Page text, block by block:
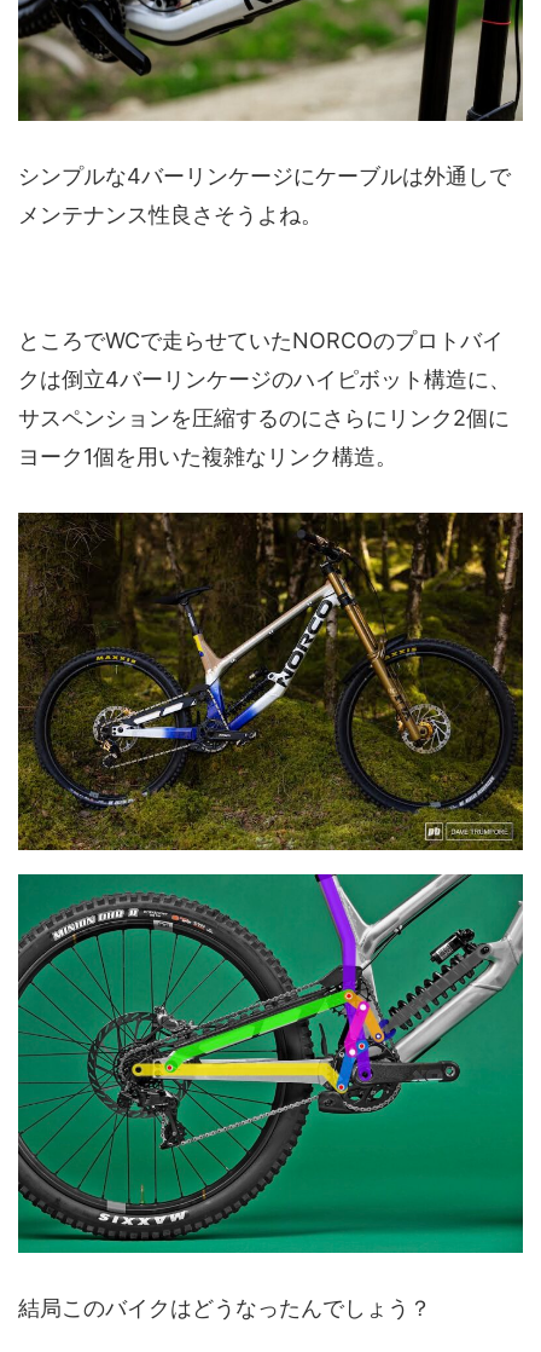
シンプルな4バーリンケージにケーブルは外通しで
メンテナンス性良さそうよね。
ところでWCで走らせていたNORCOのプロトバイ
クは倒立4バーリンケージのハイピボット構造に、
サスペンションを圧縮するのにさらにリンク2個に
ヨーク1個を用いた複雑なリンク構造。
結局このバイクはどうなったんでしょう？